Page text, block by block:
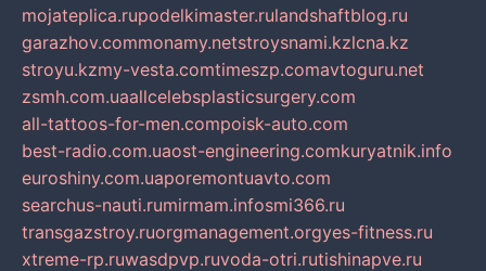
mojateplica.rupodelkimaster.rulandshaftblog.ru
garazhov.commonamy.netstroysnami.kzlcna.kz
stroyu.kzmy-vesta.comtimeszp.comavtoguru.net
zsmh.com.uaallcelebsplasticsurgery.com
all-tattoos-for-men.compoisk-auto.com
best-radio.com.uaost-engineering.comkuryatnik.info
euroshiny.com.uaporemontuavto.com
searchus-nauti.rumirmam.infosmi366.ru
transgazstroy.ruorgmanagement.orgyes-fitness.ru
xtreme-rp.ruwasdpvp.ruvoda-otri.rutishinapve.ru